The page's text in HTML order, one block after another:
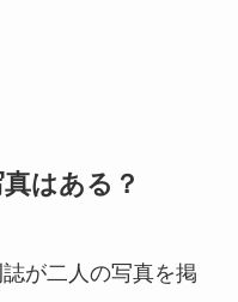
はある？
が二人の写真を掲